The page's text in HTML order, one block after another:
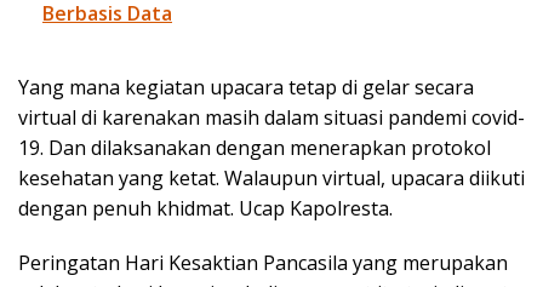
Berbasis Data
Yang mana kegiatan upacara tetap di gelar secara
virtual di karenakan masih dalam situasi pandemi covid-
19. Dan dilaksanakan dengan menerapkan protokol
kesehatan yang ketat. Walaupun virtual, upacara diikuti
dengan penuh khidmat. Ucap Kapolresta.
Peringatan Hari Kesaktian Pancasila yang merupakan